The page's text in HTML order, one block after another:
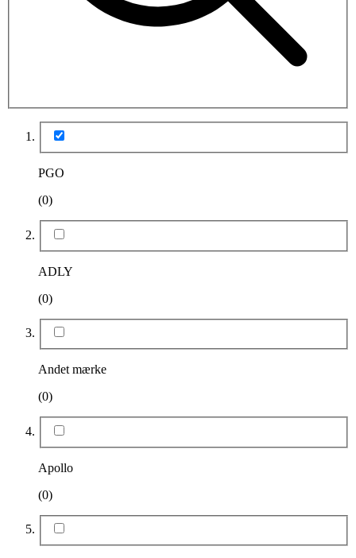
PGO
(0)
ADLY
(0)
Andet mærke
(0)
Apollo
(0)